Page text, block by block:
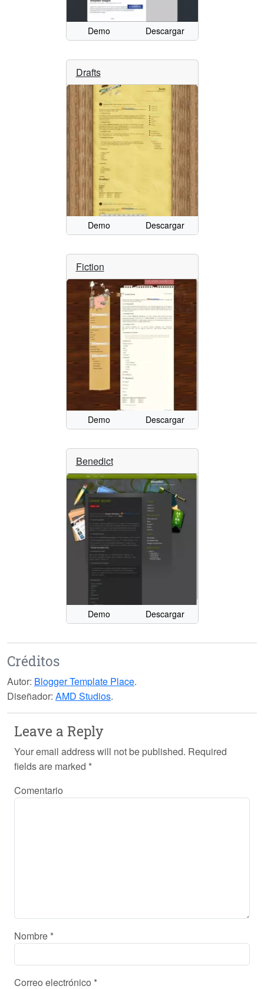
Demo Descargar
Drafts
Demo Descargar
Fiction
Demo Descargar
Benedict
Demo Descargar
Créditos
Autor: Blogger Template Place.
Diseñador: AMD Studios.
Leave a Reply
Your email address will not be published. Required
fields are marked *
Comentario
Nombre *
Correo electrónico *